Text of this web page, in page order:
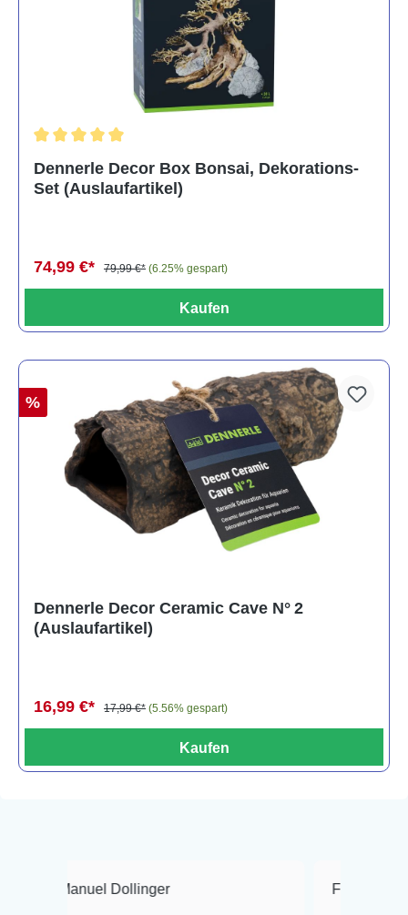
Dennerle Decor Box Bonsai, Dekorations-
Set (Auslaufartikel)
74,99 €* 79,99 €* (6.25% gespart)
Kaufen
%
Dennerle Decor Ceramic Cave N° 2
(Auslaufartikel)
16,99 €* 17,99 €* (5.56% gespart)
Kaufen
Dollinger Frank Hackmayer